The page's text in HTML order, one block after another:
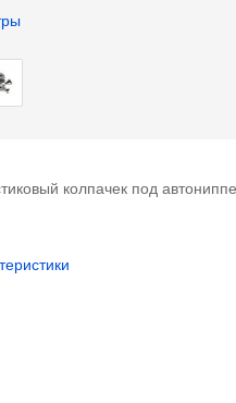
колпачек под